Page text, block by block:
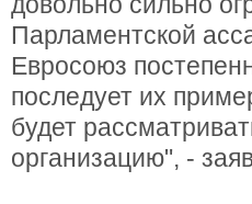
Парламентской
Евросоюз
последует их
будет
организацию", -